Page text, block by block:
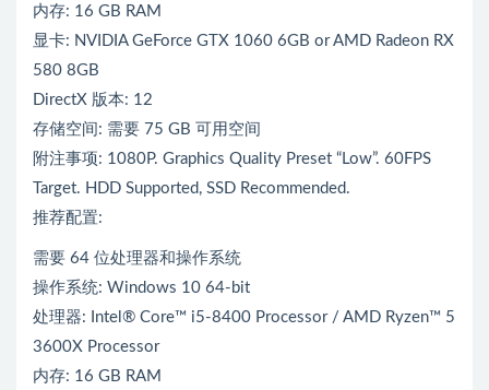
内存: 16 GB RAM
显卡: NVIDIA GeForce GTX 1060 6GB or AMD Radeon RX
580 8GB
DirectX 版本: 12
存储空间: 需要 75 GB 可用空间
附注事项: 1080P. Graphics Quality Preset “Low”. 60FPS
Target. HDD Supported, SSD Recommended.
推荐配置:
需要 64 位处理器和操作系统
操作系统: Windows 10 64-bit
处理器: Intel® Core™ i5-8400 Processor / AMD Ryzen™ 5
3600X Processor
内存: 16 GB RAM